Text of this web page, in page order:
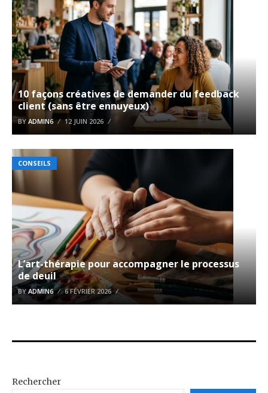
10 façons créatives de demander du feedback
client (sans être ennuyeux)
BY ADMIN6 12 JUIN 2026
CONSEILS
L’art-thérapie pour accompagner le processus
de deuil
BYADMIN6 6 FÉVRIER 2026
Rechercher